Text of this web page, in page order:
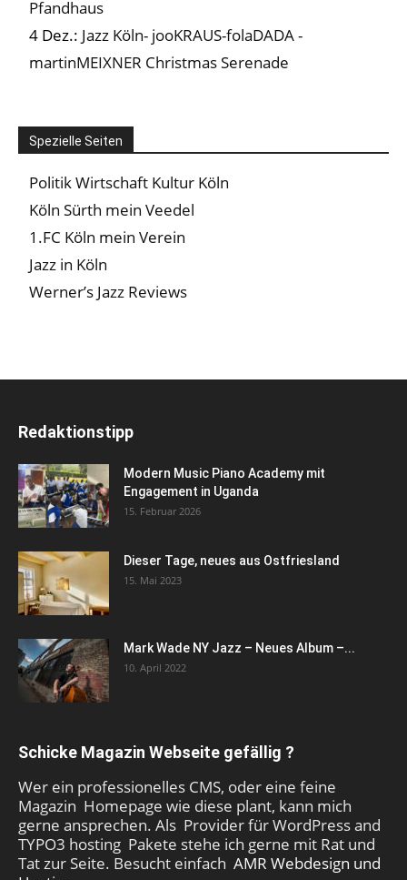
Pfandhaus
4 Dez.: Jazz Köln- jooKRAUS-folaDADA -
martinMEIXNER Christmas Serenade
Spezielle Seiten
Politik Wirtschaft Kultur Köln
Köln Sürth mein Veedel
1.FC Köln mein Verein
Jazz in Köln
Werner’s Jazz Reviews
Redaktionstipp
Modern Music Piano Academy mit
Engagement in Uganda
15. Februar 2026
Dieser Tage, neues aus Ostfriesland
15. Mai 2023
Mark Wade NY Jazz – Neues Album –...
10. April 2022
Schicke Magazin Webseite gefällig ?
Wer ein professionelles CMS, oder eine feine
Magazin Homepage wie diese plant, kann mich
gerne ansprechen. Als Provider für WordPress and
TYPO3 hosting Pakete stehe ich gerne mit Rat und
Tat zur Seite. Besucht einfach AMR Webdesign und